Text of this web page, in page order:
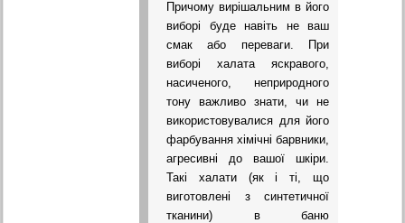
Причому вирішальним в його
виборі буде навіть не ваш
смак або переваги. При
виборі халата яскравого,
насиченого, неприродного
тону важливо знати, чи не
використовувалися для його
фарбування хімічні барвники,
агресивні до вашої шкіри.
Такі халати (як і ті, що
виготовлені з синтетичної
тканини) в баню